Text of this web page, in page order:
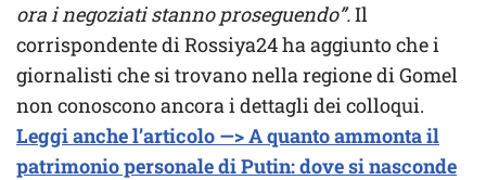
ora i negoziati stanno proseguendo”.Il
corrispondente di Rossiya24 ha aggiunto che i
giornalisti che si trovano nella regione di Gomel
non conoscono ancora i dettagli dei colloqui.
Leggi anche l’articolo —> A quanto ammonta il
patrimonio personale di Putin: dove si nasconde